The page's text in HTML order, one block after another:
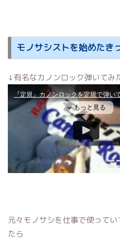
モノサシストを始めたき
↓有名なカノンロック弾いてみ
元々モノサシを仕事で使って
たら